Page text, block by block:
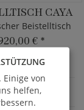
CAYA
Beistelltisch
€ *
von
helfen,